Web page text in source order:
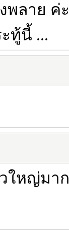
ลาย ค่
ทู้นี้ ...
หญ่มา